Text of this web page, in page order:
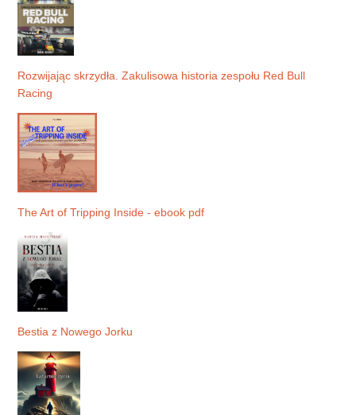
Rozwijając skrzydła. Zakulisowa historia zespołu Red Bull
Racing
The Art of Tripping Inside - ebook pdf
Bestia z Nowego Jorku